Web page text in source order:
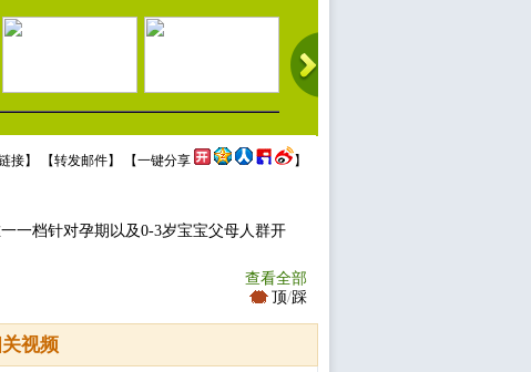
接】 【转发邮件】 【一键分享 】
一档针对孕期以及0-3岁宝宝父母人群开
查看全部
顶/踩
视频